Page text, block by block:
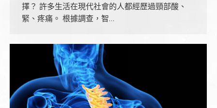
擇？ 許多生活在現代社會的人都經歷過頸部酸、
緊、疼痛。 根據調查，智…